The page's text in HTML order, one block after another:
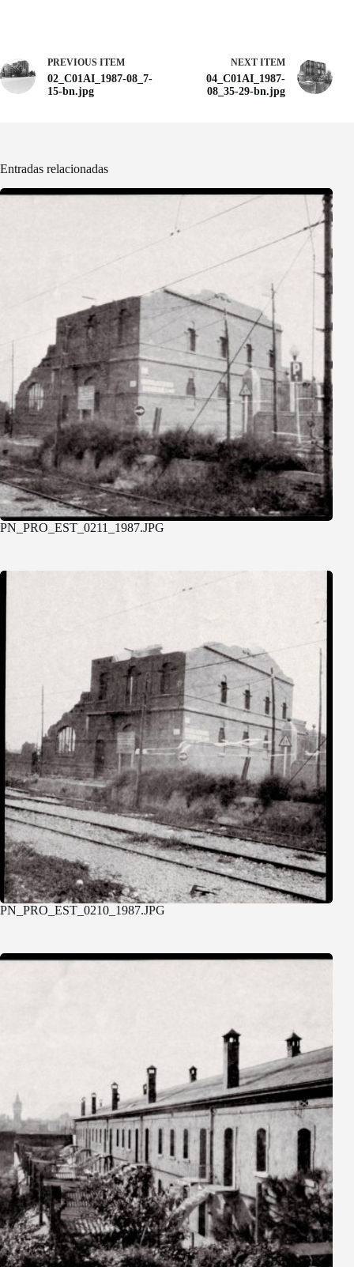
PREVIOUS ITEM
02_C01AI_1987-08_7-
15-bn.jpg
NEXT ITEM
04_C01AI_1987-
08_35-29-bn.jpg
Entradas relacionadas
PN_PRO_EST_0211_1987.JPG
PN_PRO_EST_0210_1987.JPG